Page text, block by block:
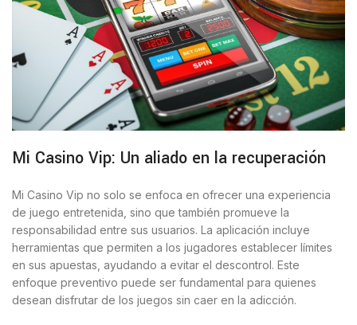
Mi Casino Vip: Un aliado en la recuperación
Mi Casino Vip no solo se enfoca en ofrecer una experiencia
de juego entretenida, sino que también promueve la
responsabilidad entre sus usuarios. La aplicación incluye
herramientas que permiten a los jugadores establecer límites
en sus apuestas, ayudando a evitar el descontrol. Este
enfoque preventivo puede ser fundamental para quienes
desean disfrutar de los juegos sin caer en la adicción.